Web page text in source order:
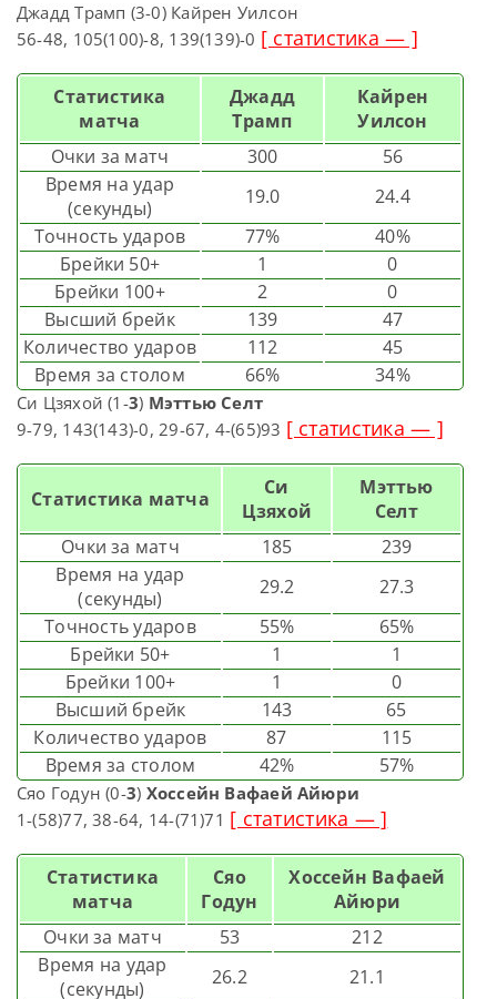
Джадд Трамп (3-0) Кайрен Уилсон
56-48, 105(100)-8, 139(139)-0 [ статистика — ]
Статистика
матча
Джадд
Трамп
Кайрен
Уилсон
Очки за матч
300
56
Время на удар
(секунды)
19.0
24.4
Точность ударов
77%
40%
Брейки 50+
1
0
Брейки 100+
2
0
Высший брейк
139
47
Количество ударов
112
45
Время за столом
66% 34%
Си Цзяхой (1-3) Мэттью Селт
9-79, 143(143)-0, 29-67, 4-(65)93 [ статистика — ]
Статистика матча
Си
Цзяхой
Мэттью
Селт
Очки за матч
185
239
Время на удар
(секунды)
29.2
27.3
Точность ударов
55%
65%
Брейки 50+
1
1
Брейки 100+
1
0
Высший брейк
143
65
Количество ударов
87
115
Время за столом
42% 57%
Сяо Годун (0-3) Хоссейн Вафаей Айюри
1-(58)77, 38-64, 14-(71)71 [ статистика — ]
Статистика
матча
Сяо
Годун
Хоссейн Вафаей
Айюри
Очки за матч
53
212
Время на удар
(секунды)
26.2
21.1